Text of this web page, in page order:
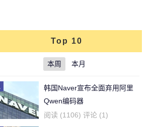
Top 10
本周 本月
韩国Naver宣布全面弃用阿里
Qwen编码器
阅读 (1106) 评论 (1)